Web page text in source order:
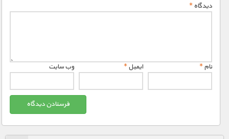
دیدگاه*
نام* ایمیل* وب‌ سایت